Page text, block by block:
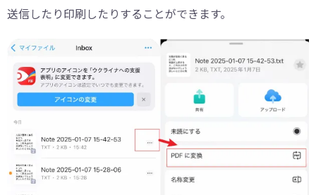
送信したり印刷したりすることができます。